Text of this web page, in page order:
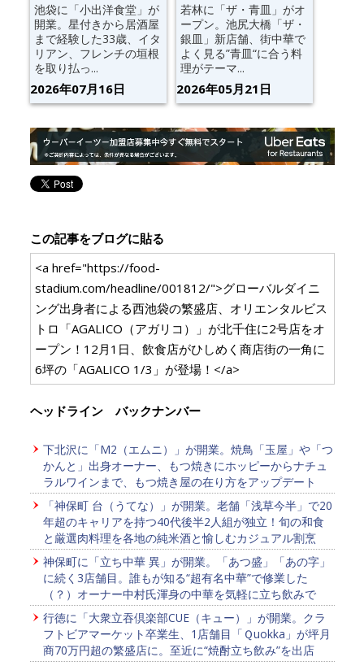
池袋に「小出洋食堂」が
開業。星付きから居酒屋
まで経験した33歳、イタ
リアン、フレンチの垣根
を取り払っ...
2026年07月16日
若林に「ザ・青皿」がオ
ープン。池尻大橋「ザ・
銀皿」新店舗、街中華で
よく見る”青皿“に合う料
理がテーマ...
2026年05月21日
この記事をブログに貼る
<a href="https://food-
stadium.com/headline/001812/">グローバルダイニ
ング出身者による西池袋の繁盛店、オリエンタルビス
トロ「AGALICO（アガリコ）」が北千住に2号店をオ
ープン！12月1日、飲食店がひしめく商店街の一角に
6坪の「AGALICO 1/3」が登場！</a>
ヘッドライン バックナンバー
下北沢に「M2（エムニ）」が開業。焼鳥「玉屋」や「つ
かんと」出身オーナー、もつ焼きにホッピーからナチュ
ラルワインまで、もつ焼き屋の在り方をアップデート
「神保町 台（うてな）」が開業。老舗「浅草今半」で20
年超のキャリアを持つ40代後半2人組が独立！旬の和食
と厳選肉料理を各地の純米酒と愉しむカジュアル割烹
神保町に「立ち中華 異」が開業。「あつ盛」「あの字」
に続く3店舗目。誰もが知る“超有名中華”で修業した
（？）オーナー中村氏渾身の中華を気軽に立ち飲みで
行徳に「大衆立吞倶楽部CUE（キュー）」が開業。クラ
フトビアマーケット卒業生、1店舗目「Ｑuokka」が坪月
商70万円超の繁盛店に。至近に“焼酎立ち飲み”を出店